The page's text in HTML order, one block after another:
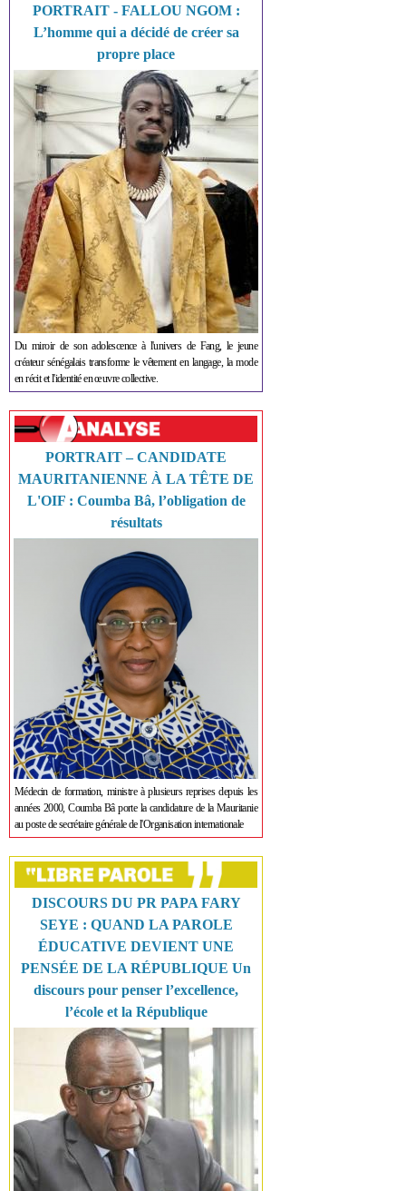
PORTRAIT - FALLOU NGOM :
L’homme qui a décidé de créer sa
propre place
Du miroir de son adolescence à l'univers de Fang, le jeune
créateur sénégalais transforme le vêtement en langage, la mode
en récit et l'identité en œuvre collective.
PORTRAIT – CANDIDATE
MAURITANIENNE À LA TÊTE DE
L'OIF : Coumba Bâ, l’obligation de
résultats
Médecin de formation, ministre à plusieurs reprises depuis les
années 2000, Coumba Bâ porte la candidature de la Mauritanie
au poste de secrétaire générale de l'Organisation internationale
DISCOURS DU PR PAPA FARY
SEYE : QUAND LA PAROLE
ÉDUCATIVE DEVIENT UNE
PENSÉE DE LA RÉPUBLIQUE Un
discours pour penser l’excellence,
l’école et la République